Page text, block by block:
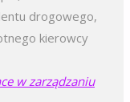
drogowego,
kierowcy
w zarządzaniu